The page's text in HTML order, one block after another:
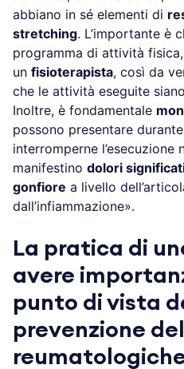
abbiano in sé elementi di
stretching. L’importante è
programma di attività
un fisioterapista, così da
che le attività eseguite siano
Inoltre, è fondamentale
possono presentare
interromperne l’esecuzione
manifestino dolori
gonfiore a livello
dall’infiammazione».
La pratica di
avere
punto di vista
prevenzione